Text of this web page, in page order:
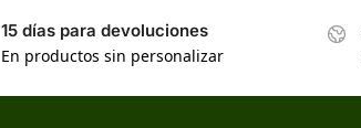
15 días para devoluciones
En productos sin personalizar